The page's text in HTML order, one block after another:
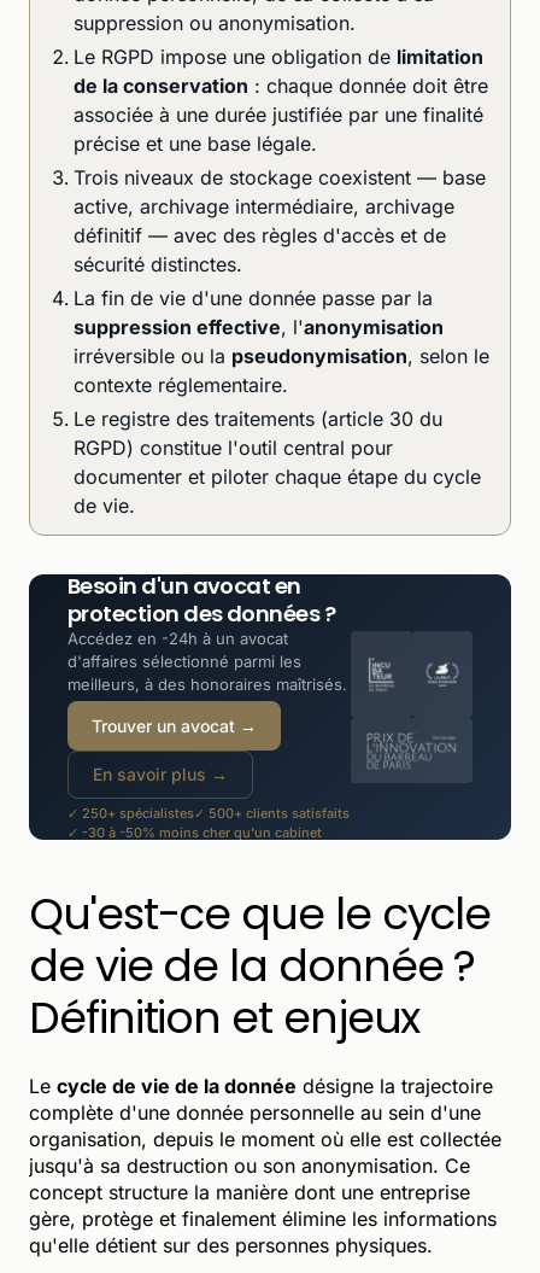
suppression ou anonymisation.
Le RGPD impose une obligation de limitation
de la conservation : chaque donnée doit être
associée à une durée justifiée par une finalité
précise et une base légale.
Trois niveaux de stockage coexistent — base
active, archivage intermédiaire, archivage
définitif — avec des règles d'accès et de
sécurité distinctes.
La fin de vie d'une donnée passe par la
suppression effective, l'anonymisation
irréversible ou la pseudonymisation, selon le
contexte réglementaire.
Le registre des traitements (article 30 du
RGPD) constitue l'outil central pour
documenter et piloter chaque étape du cycle
de vie.
Besoin d'un avocat en
protection des données ?
Accédez en -24h à un avocat
d'affaires sélectionné parmi les
meilleurs, à des honoraires maîtrisés.
Trouver un avocat →
En savoir plus →
✓ 250+ spécialistes✓ 500+ clients satisfaits
✓ -30 à -50% moins cher qu'un cabinet
Qu'est-ce que le cycle
de vie de la donnée ?
Définition et enjeux
Le cycle de vie de la donnée désigne la trajectoire
complète d'une donnée personnelle au sein d'une
organisation, depuis le moment où elle est collectée
jusqu'à sa destruction ou son anonymisation. Ce
concept structure la manière dont une entreprise
gère, protège et finalement élimine les informations
qu'elle détient sur des personnes physiques.